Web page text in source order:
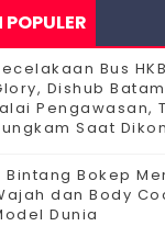
Bus
Dishub
Pengawasan,
Saat
Bintang Bokep
dan Body
Dunia